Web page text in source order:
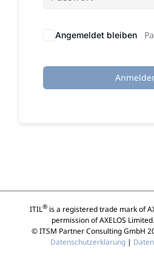
Angemeldet bleiben
ITIL®is a registered trade mark of
permission of AXELOS
© ITSM Partner Consulting GmbH
Datenschutzerklärung |